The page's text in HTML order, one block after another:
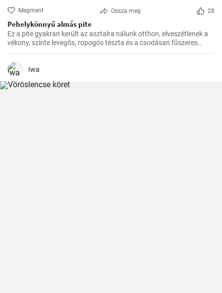
Megment Ossza meg 28
Pehelykönnyű almás pite
Ez a pite gyakran került az asztalra nálunk otthon, elveszétlenek a
vékony, szinte levegős, ropogós tészta és a csodásan fűszeres
almafüllő között. Az ovitudók, hazaértem, és már messziről éreztem
a fahéj és az alma csodás illatát. Itt az ideje hát, hogy megosszam
veletek is ezt a csodás receptet.
Iwa